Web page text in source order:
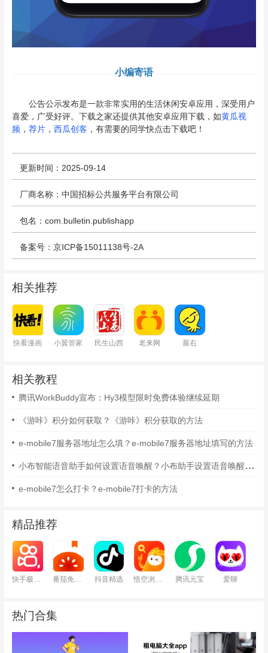
小编寄语
公告公示发布是一款非常实用的生活休闲安卓应用，深受用户
喜爱，广受好评。下载之家还提供其他安卓应用下载，如黄瓜视
频， 荐片， 西瓜创客 ，有需要的同学快点击下载吧！
更新时间：2025-09-14
厂商名称：中国招标公共服务平台有限公司
包名：com.bulletin.publishapp
备案号：京ICP备15011138号-2A
相关推荐
快看漫画 小翼管家 民生山西 老来网 最右
相关教程
腾讯WorkBuddy宣布：Hy3模型限时免费体验继续延期
《游咔》积分如何获取？《游咔》积分获取的方法
e-mobile7服务器地址怎么填？e-mobile7服务器地址填写的方法
小布智能语音助手如何设置语音唤醒？小布助手设置语音唤醒的方法
e-mobile7怎么打卡？e-mobile7打卡的方法
精品推荐
快手极速版 番茄免费小说 抖音精选 悟空浏览器 腾讯元宝 爱聊
热门合集